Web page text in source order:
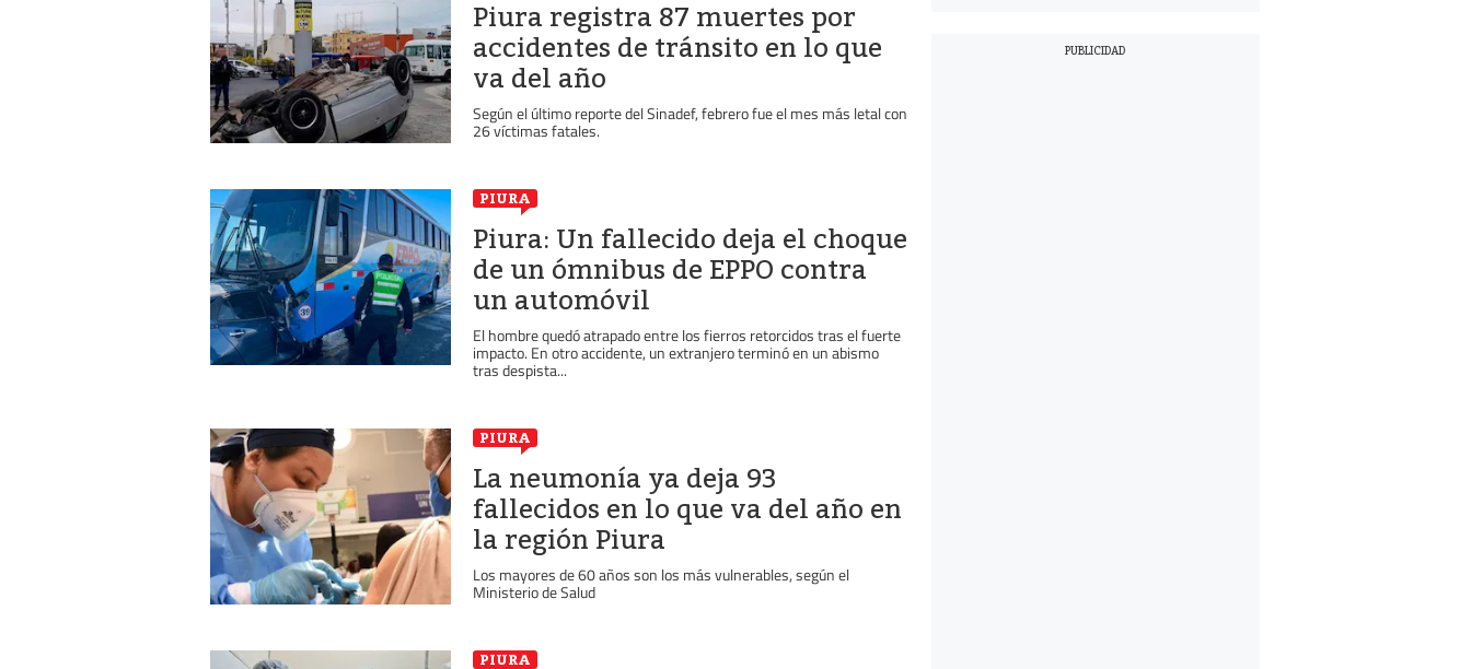
Piura registra 87 muertes por
accidentes de tránsito en lo que
va del año
Según el último reporte del Sinadef, febrero fue el mes más letal con
26 víctimas fatales.
PIURA
Piura: Un fallecido deja el choque
de un ómnibus de EPPO contra
un automóvil
El hombre quedó atrapado entre los fierros retorcidos tras el fuerte
impacto. En otro accidente, un extranjero terminó en un abismo
tras despista...
PIURA
La neumonía ya deja 93
fallecidos en lo que va del año en
la región Piura
Los mayores de 60 años son los más vulnerables, según el
Ministerio de Salud
PIURA